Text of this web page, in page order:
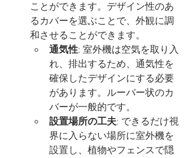
ことができます。デザイン性のあ
るカバーを選ぶことで、外観に調
和させることができます。
通気性: 室外機は空気を取り入
れ、排出するため、通気性を
確保したデザインにする必要
があります。ルーバー状のカ
バーが一般的です。
設置場所の工夫: できるだけ視
界に入らない場所に室外機を
設置し、植物やフェンスで隠